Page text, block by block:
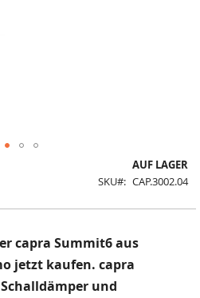
AUF LAGER
SKU
CAP.3002.04
capra Summit6 aus
jetzt kaufen. capra
und